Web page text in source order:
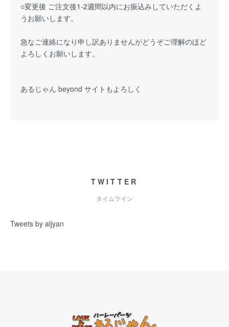
○変更後 ご注文後1-2週間以内にお振込みしていただくよ
うお願いします。
急なご連絡になり申し訳ありませんがどうぞご理解のほど
よろしくお願いします。
あるじゃん beyond サイトもよろしく
TWITTER
タイムライン
Tweets by aljyan